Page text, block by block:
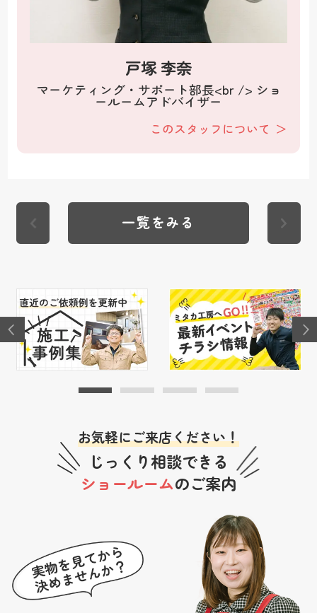
戸塚 李奈
マーケティング・サポート部長<br /> ショ
ールームアドバイザー
このスタッフについて
一覧をみる
お気軽にご来店ください！
じっくり相談できる
ショールームのご案内